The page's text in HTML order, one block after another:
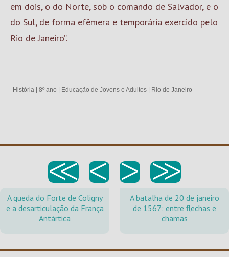
em dois, o do Norte, sob o comando de Salvador, e o
do Sul, de forma efêmera e temporária exercido pelo
Rio de Janeiro”.
História 8º ano Educação de Jovens e Adultos Rio de Janeiro
<< < > >>
A queda do Forte de Coligny
e a desarticulação da França
Antártica
A batalha de 20 de janeiro
de 1567: entre flechas e
chamas